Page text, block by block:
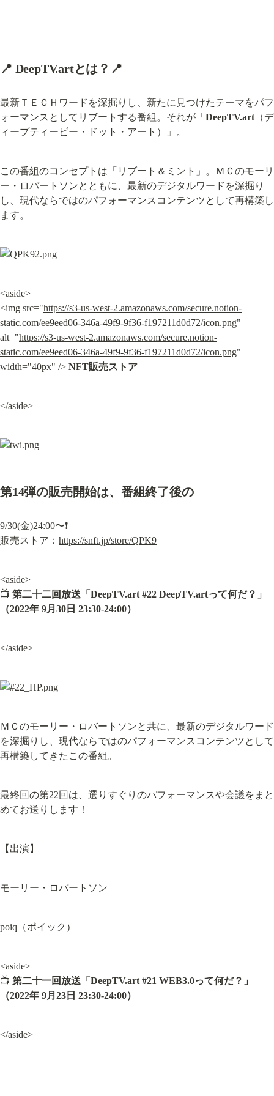
📍 DeepTV.artとは？📍
最新ＴＥＣＨワードを深掘りし、新たに見つけたテーマをパフ
ォーマンスとしてリブートする番組。それが「 DeepTV.art （デ
ィープティービー・ドット・アート）」。
この番組のコンセプトは「リブート＆ミント」。ＭＣのモーリ
ー・ロバートソンとともに、最新のデジタルワードを深掘り
し、現代ならではのパフォーマンスコンテンツとして再構築し
ます。
<aside>
<img src="https://s3-us-west-2.amazonaws.com/secure.notion-
static.com/ee9eed06-346a-49f9-9f36-f197211d0d72/icon.png"
alt="https://s3-us-west-2.amazonaws.com/secure.notion-
static.com/ee9eed06-346a-49f9-9f36-f197211d0d72/icon.png"
width="40px" /> NFT販売ストア
</aside>
第14弾の販売開始は、番組終了後の
9/30(金)24:00〜❗
販売ストア： https://snft.jp/store/QPK9
<aside>
📺 第二十二回放送「DeepTV.art #22 DeepTV.artって何だ？」
（2022年 9月30日 23:30-24:00）
</aside>
ＭＣのモーリー・ロバートソンと共に、最新のデジタルワード
を深掘りし、現代ならではのパフォーマンスコンテンツとして
再構築してきたこの番組。
最終回の第22回は、選りすぐりのパフォーマンスや会議をまと
めてお送りします！
【出演】
モーリー・ロバートソン
poiq（ポイック）
<aside>
📺 第二十一回放送「DeepTV.art #21 WEB3.0って何だ？」
（2022年 9月23日 23:30-24:00）
</aside>